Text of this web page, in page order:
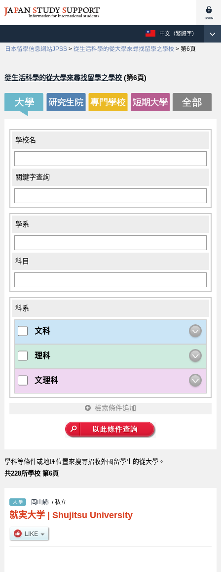
中文（繁體字）
日本留學信息網站JPSS > 從生活科學的從大學來尋找留學之學校 > 第6頁
從生活科學的從大學來尋找留學之學校(第6頁)
學校名
關鍵字查詢
學系
科目
科系
文科
理科
文理科
檢索條件追加
學科等條件或地理位置來搜尋招收外國留學生的從大學。
共228所學校 第6頁
岡山縣 / 私立
就実大学| Shujitsu University